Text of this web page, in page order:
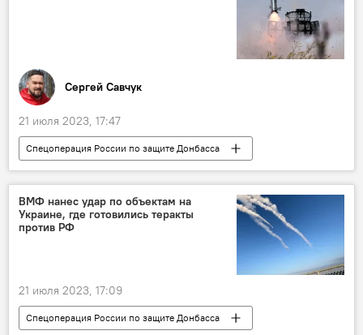
Сергей Савчук
21 июля 2023, 17:47
Спецоперация России по защите Донбасса
Украина
Россия
Киев
Владимир Зеленский
Верховная рада Украины
Всемирный банк
ВМФ нанес удар по объектам на
Украине, где готовились теракты
против РФ
21 июля 2023, 17:09
Спецоперация России по защите Донбасса